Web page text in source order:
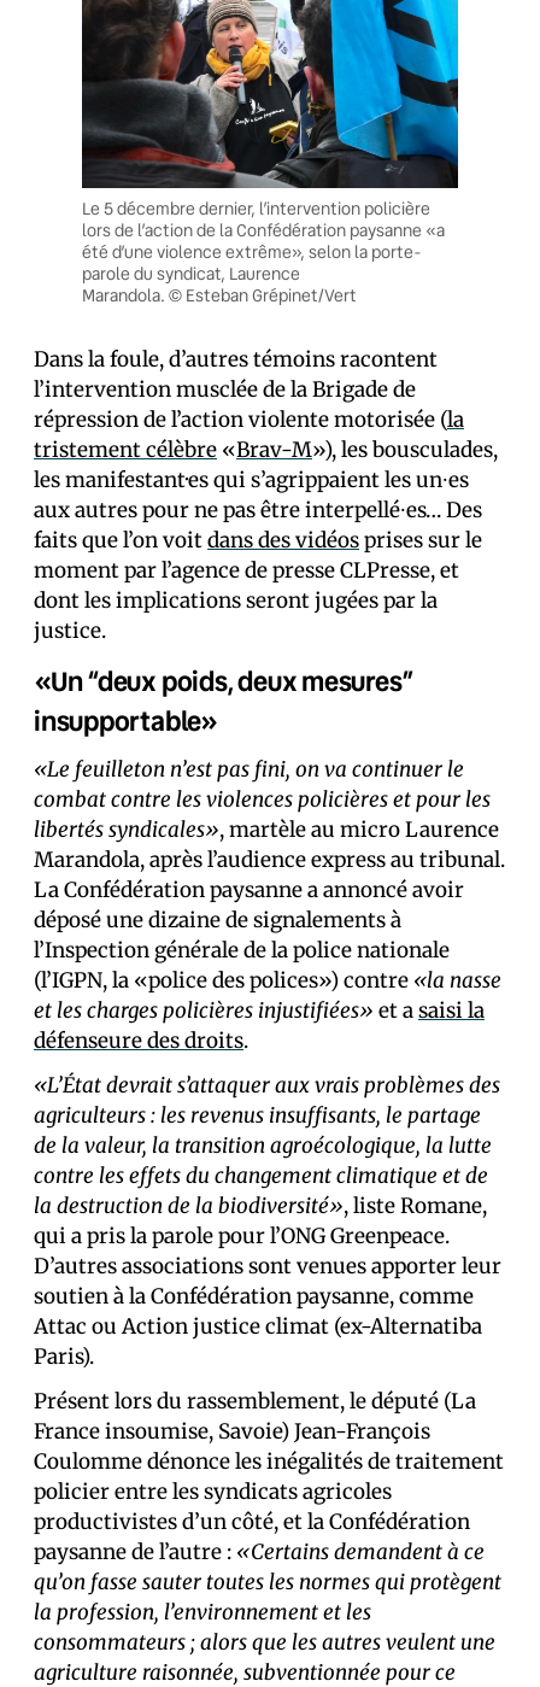
Le 5 décembre dernier, l’intervention policière
lors de l’action de la Confédération paysanne «a
été d’une violence extrême», selon la porte-
parole du syndicat, Laurence
Marandola. © Esteban Grépinet/Vert
Dans la foule, d’autres témoins racontent
l’intervention musclée de la Brigade de
répression de l’action violente motorisée (la
tristement célèbre «Brav-M»), les bousculades,
les manifestant·es qui s’agrippaient les un⸱es
aux autres pour ne pas être interpellé⸱es… Des
faits que l’on voitdans des vidéosprises sur le
moment par l’agence de presse CLPresse, et
dont les implications seront jugées par la
justice.
«Un “deux poids, deux mesures”
insupportable»
«Le feuilleton n’est pas fini, on va continuer le
combat contre les violences policières et pour les
libertés syndicales», martèle au micro Laurence
Marandola, après l’audience express au tribunal.
La Confédération paysanne a annoncé avoir
déposé une dizaine de signalements à
l’Inspection générale de la police nationale
(l’IGPN, la «police des polices») contre «la nasse
et les charges policières injustifiées» et asaisi la
défenseure des droits.
«L’État devrait s’attaquer aux vrais problèmes des
agriculteurs : les revenus insuffisants, le partage
de la valeur, la transition agroécologique, la lutte
contre les effets du changement climatique et de
la destruction de la biodiversité», liste Romane,
qui a pris la parole pour l’ONG Greenpeace.
D’autres associations sont venues apporter leur
soutien à la Confédération paysanne, comme
Attac ou Action justice climat (ex-Alternatiba
Paris).
Présent lors du rassemblement, le député (La
France insoumise, Savoie) Jean-François
Coulomme dénonce les inégalités de traitement
policier entre les syndicats agricoles
productivistes d’un côté, et la Confédération
paysanne de l’autre : «Certains demandent à ce
qu’on fasse sauter toutes les normes qui protègent
la profession, l’environnement et les
consommateurs ; alors que les autres veulent une
agriculture raisonnée, subventionnée pour ce